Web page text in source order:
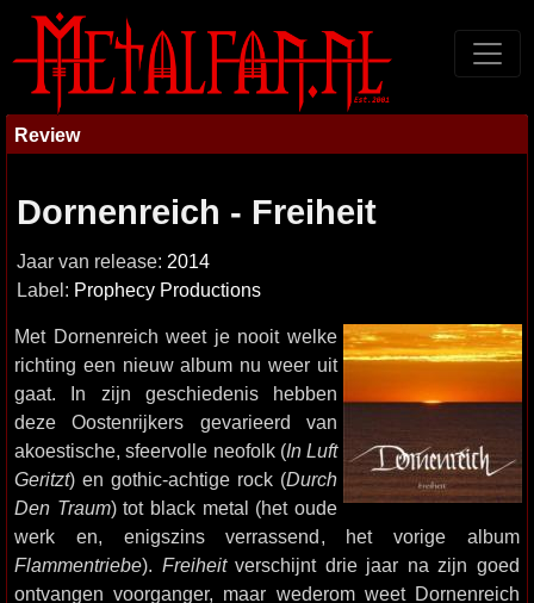
Review
Dornenreich - Freiheit
Jaar van release: 2014
Label: Prophecy Productions
Met Dornenreich weet je nooit welke
richting een nieuw album nu weer uit
gaat. In zijn geschiedenis hebben
deze Oostenrijkers gevarieerd van
akoestische, sfeervolle neofolk (In Luft
Geritzt) en gothic-achtige rock (Durch
Den Traum) tot black metal (het oude
werk en, enigszins verrassend, het vorige album
Flammentriebe). Freiheitverschijnt drie jaar na zijn goed
ontvangen voorganger, maar wederom weet Dornenreich